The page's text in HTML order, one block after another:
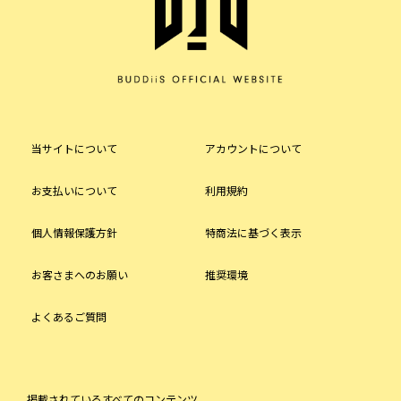
当サイトについて アカウントについて
お支払いについて 利用規約
個人情報保護方針 特商法に基づく表示
お客さまへのお願い 推奨環境
よくあるご質問